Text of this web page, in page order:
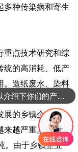
多种传染病和寄生
点技术研究和综
统的高消耗、低产
。造纸废水、染料
水的处理难度较
展的乡镇企业中，
来越严重。1997
。由于乡镇企业一
可以介绍下你们的产品么